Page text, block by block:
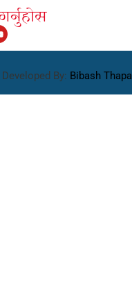
Developed By: Bibash Thapa